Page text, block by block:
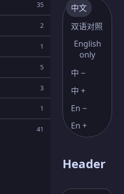
35
2
1
5
3
1
41
中文
双语对照
English
only
中 −
中 +
En −
En +
Header